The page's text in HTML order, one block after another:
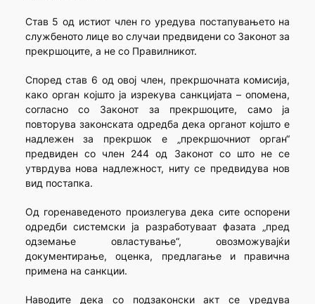
Став 5 од истиот член го уредува постапувањето на
службеното лице во случаи предвидени со Законот за
прекршоците, а не со Правилникот.
Според став 6 од овој член, прекршочната комисија,
како орган којшто ја изрекува санкцијата – опомена,
согласно со Законот за прекршоците, само ја
повторува законската одредба дека органот којшто е
надлежен за прекршок е „прекршочниот орган“
предвиден со член 244 од Законот со што не се
утврдува нова надлежност, ниту се предвидува нов
вид постапка.
Од горенаведеното произлегува дека сите оспорени
одредби системски ја разработуваат фазата „пред
одземање овластување“, овозможувајќи
документирање, оценка, предлагање и правична
примена на санкции.
Наводите дека со подзаконски акт се уредува